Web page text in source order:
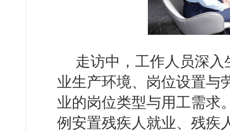
走访中，工作人员深
业生产环境、岗位设置与
业的岗位类型与用工需求
例安置残疾人就业、残疾